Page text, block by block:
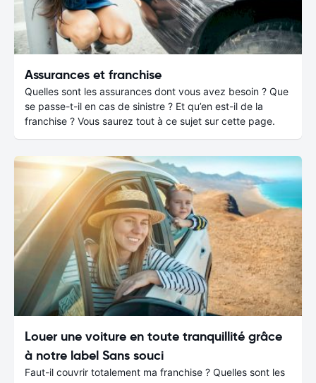
Assurances et franchise
Quelles sont les assurances dont vous avez besoin ? Que
se passe-t-il en cas de sinistre ? Et qu’en est-il de la
franchise ? Vous saurez tout à ce sujet sur cette page.
Louer une voiture en toute tranquillité grâce
à notre label Sans souci
Faut-il couvrir totalement ma franchise ? Quelles sont les